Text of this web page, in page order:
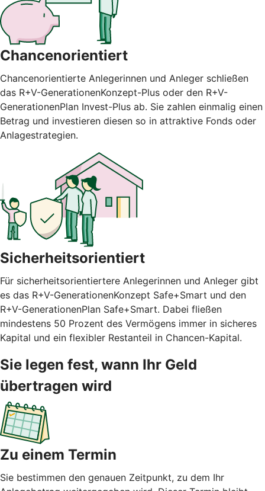
Chancenorientiert
Chancenorientierte Anlegerinnen und Anleger schließen
das R+V-GenerationenKonzept-Plus oder den R+V-
GenerationenPlan Invest-Plus ab. Sie zahlen einmalig einen
Betrag und investieren diesen so in attraktive Fonds oder
Anlagestrategien.
Sicherheitsorientiert
Für sicherheitsorientiertere Anlegerinnen und Anleger gibt
es das R+V-GenerationenKonzept Safe+Smart und den
R+V-GenerationenPlan Safe+Smart. Dabei fließen
mindestens 50 Prozent des Vermögens immer in sicheres
Kapital und ein flexibler Restanteil in Chancen-Kapital.
Sie legen fest, wann Ihr Geld
übertragen wird
Zu einem Termin
Sie bestimmen den genauen Zeitpunkt, zu dem Ihr